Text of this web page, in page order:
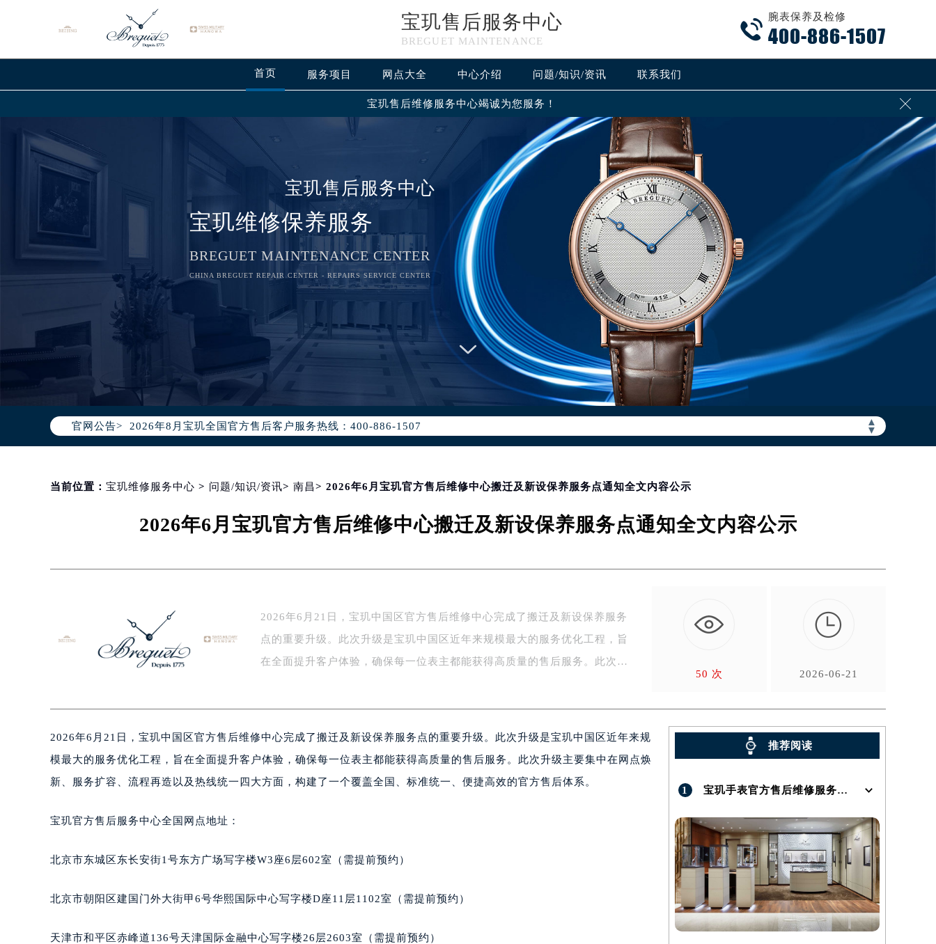
宝玑售后服务中心
BREGUET MAINTENANCE

腕表保养及检修
400-886-1507
首页 服务项目 网点大全 中心介绍 问题/知识/资讯 联系我们
宝玑售后维修服务中心竭诚为您服务！ 
宝玑售后服务中心
宝玑维修保养服务
BREGUET MAINTENANCE CENTER
CHINA BREGUET REPAIR CENTER - REPAIRS SERVICE CENTER
官网公告> ▲
▼
2026年8月宝玑中国区售后服务网络优化升级公告
2026年8月宝玑全国官方售后客户服务热线：400-886-1507
宝玑官方全国统一服务热线400-886-1507，服务覆盖中国大陆、香港、澳门、台湾全部区域（非大陆需加拨“+86”）
2026年8月宝玑售后服务中心最新网点地址：
北京市东城区东长安街1号东方广场写字楼W3座6层602室（需提前预约）
上海市徐汇区虹桥路3号港汇中心写字楼2座37层3705室（需提前预约）
扬州市邗江区国展路29号星耀天地写字楼1号楼18层1803室（需提前预约）
盐城市盐都区世纪大道5号盐城金融城写字楼1号楼16层1604室（需提前预约）
泰州市海陵区永定东路399号置地商务中心东塔写字楼（华润万象城）17层1706室（需提前预约）
绍兴市越城区胜利东路379号世茂天际中心写字楼8层805室（需提前预约）
嘉兴市南湖区广益路705号嘉兴世界贸易中心写字楼A座13层1304室（需提前预约）
南昌市红谷滩新区红谷中大道998号绿地双子塔（中央广场）A1座办公楼14层07室（需提前预约）
广州市天河区天河路230号万菱汇国际中心写字楼A塔7层704室（需提前预约）
深圳市罗湖区深南东路5001号华润大厦写字楼17层1701室（需提前预约）
厦门市思明区湖滨东路95号华润大厦写字楼B座11层1104室（需提前预约）
成都市锦江区人民东路6号SAC东原中心写字楼24层2406B室（需提前预约）
当前位置： 宝玑维修服务中心 > 问题/知识/资讯> 南昌> 2026年6月宝玑官方售后维修中心搬迁及新设保养服务点通知全文内容公示
2026年6月宝玑官方售后维修中心搬迁及新设保养服务点通知全文内容公示
2026年6月21日，宝玑中国区官方售后维修中心完成了搬迁及新设保养服务
点的重要升级。此次升级是宝玑中国区近年来规模最大的服务优化工程，旨
在全面提升客户体验，确保每一位表主都能获得高质量的售后服务。此次升
50 次

2026-06-21
2026年6月21日，宝玑中国区官方售后维修中心完成了搬迁及新设保养服务点的重要升级。此次升级是宝玑中国区近年来规
模最大的服务优化工程，旨在全面提升客户体验，确保每一位表主都能获得高质量的售后服务。此次升级主要集中在网点焕
新、服务扩容、流程再造以及热线统一四大方面，构建了一个覆盖全国、标准统一、便捷高效的官方售后体系。
宝玑官方售后服务中心全国网点地址：
北京市东城区东长安街1号东方广场写字楼W3座6层602室（需提前预约）
北京市朝阳区建国门外大街甲6号华熙国际中心写字楼D座11层1102室（需提前预约）
天津市和平区赤峰道136号天津国际金融中心写字楼26层2603室（需提前预约）
推荐阅读
1 宝玑手表官方售后维修服务点地址在哪呢？